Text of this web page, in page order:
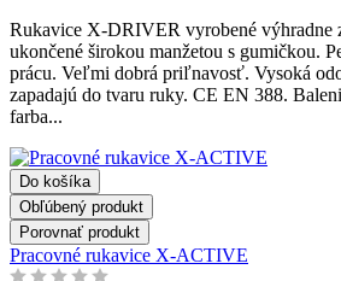
Rukavice X-DRIVER vyrobené výhradne
ukončené širokou manžetou s gumičkou.
prácu. Veľmi dobrá priľnavosť. Vysoká
zapadajú do tvaru ruky. CE EN 388.
farba...
Do košíka
Obľúbený produkt
Porovnať produkt
Pracovné rukavice X-ACTIVE